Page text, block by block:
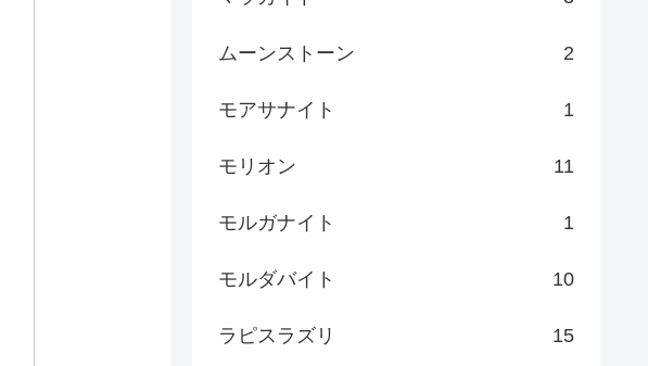
ムーンストーン 2
モアサナイト 1
モリオン 11
モルガナイト 1
モルダバイト 10
ラピスラズリ 15